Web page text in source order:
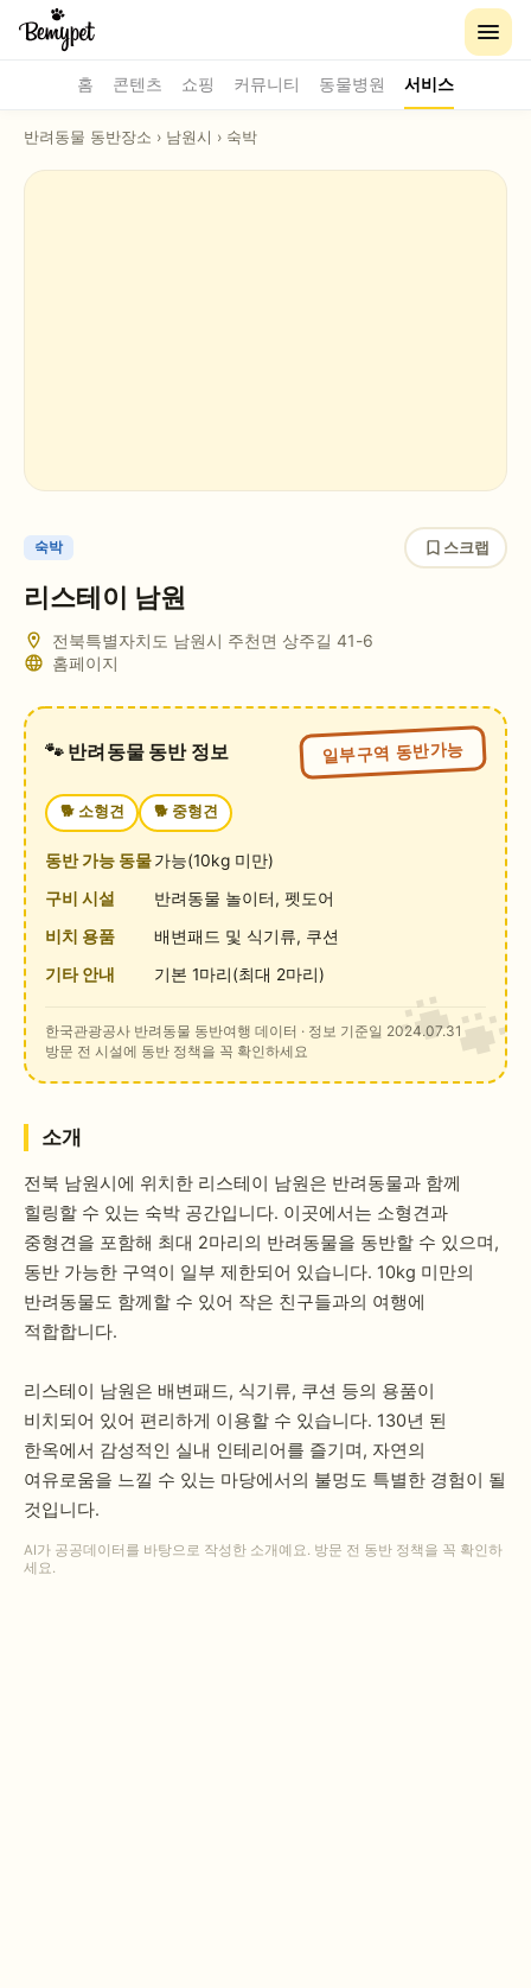
홈 콘텐츠 쇼핑 커뮤니티 동물병원 서비스
반려동물 동반장소 › 남원시 › 숙박
숙박 스크랩
리스테이 남원
전북특별자치도 남원시 주천면 상주길 41-6
홈페이지
🐾 반려동물 동반 정보 일부구역 동반가능
🐕 소형견 🐕 중형견
동반 가능 동물가능(10kg 미만)
구비 시설
반려동물 놀이터, 펫도어
비치 용품
배변패드 및 식기류, 쿠션
기타 안내
기본 1마리(최대 2마리)
한국관광공사 반려동물 동반여행 데이터 · 정보 기준일 2024.07.31
방문 전 시설에 동반 정책을 꼭 확인하세요
소개
전북 남원시에 위치한 리스테이 남원은 반려동물과 함께
힐링할 수 있는 숙박 공간입니다. 이곳에서는 소형견과
중형견을 포함해 최대 2마리의 반려동물을 동반할 수 있으며,
동반 가능한 구역이 일부 제한되어 있습니다. 10kg 미만의
반려동물도 함께할 수 있어 작은 친구들과의 여행에
적합합니다.
리스테이 남원은 배변패드, 식기류, 쿠션 등의 용품이
비치되어 있어 편리하게 이용할 수 있습니다. 130년 된
한옥에서 감성적인 실내 인테리어를 즐기며, 자연의
여유로움을 느낄 수 있는 마당에서의 불멍도 특별한 경험이 될
것입니다.
AI가 공공데이터를 바탕으로 작성한 소개예요. 방문 전 동반 정책을 꼭 확인하
세요.